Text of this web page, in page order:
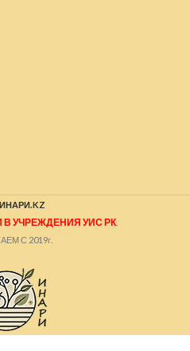
ИНАРИ.KZ
УЧРЕЖДЕНИЯ УИС РК
С 2019г.